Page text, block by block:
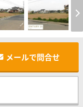
メールで問合せ